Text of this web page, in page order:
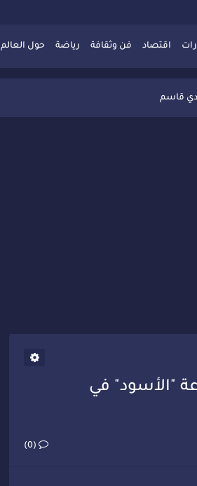
اقتصاد فن وثقافة رياضة حول العالم
بمبادرة نوعية تجمع بين التفاعل والتكريم
قاسم
"الأسود" في
(0)